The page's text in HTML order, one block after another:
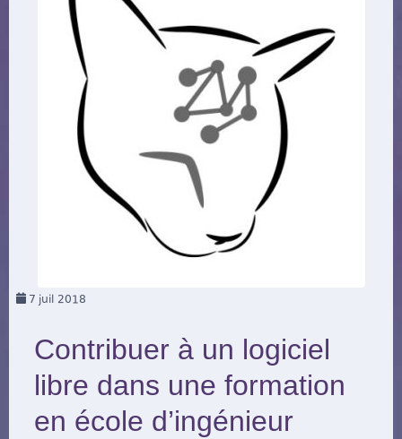
7 juil 2018
Contribuer à un logiciel
libre dans une formation
en école d’ingénieur